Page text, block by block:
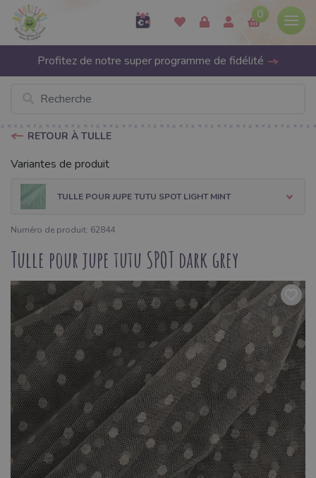
0
Profitez de notre super programme de fidélité
RETOUR À TULLE
Variantes de produit
TULLE POUR JUPE TUTU SPOT LIGHT MINT
Numéro de produit: 62844
Tulle pour jupe tutu SPOT dark grey